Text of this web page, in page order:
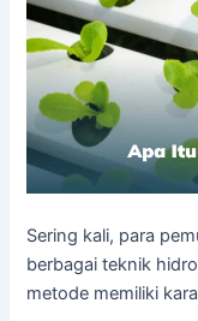
Sering kali, para
berbagai teknik
metode memiliki